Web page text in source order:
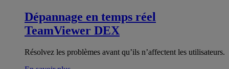
Dépannage en temps réel
TeamViewer DEX
Résolvez les problèmes avant qu’ils n’affectent les utilisateurs.